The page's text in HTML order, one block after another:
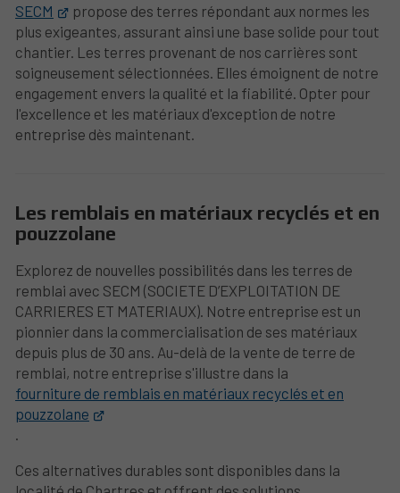
SECM
propose des terres répondant aux normes les
plus exigeantes, assurant ainsi une base solide pour tout
chantier. Les terres provenant de nos carrières sont
soigneusement sélectionnées. Elles émoignent de notre
engagement envers la qualité et la fiabilité. Opter pour
l'excellence et les matériaux d'exception de notre
entreprise dès maintenant.
Les remblais en matériaux recyclés et en
pouzzolane
Explorez de nouvelles possibilités dans les terres de
remblai avec SECM (SOCIETE D’EXPLOITATION DE
CARRIERES ET MATERIAUX). Notre entreprise est un
pionnier dans la commercialisation de ses matériaux
depuis plus de 30 ans. Au-delà de la vente de terre de
remblai, notre entreprise s'illustre dans la
fourniture de remblais en matériaux recyclés et en
pouzzolane
Ces alternatives durables sont disponibles dans la